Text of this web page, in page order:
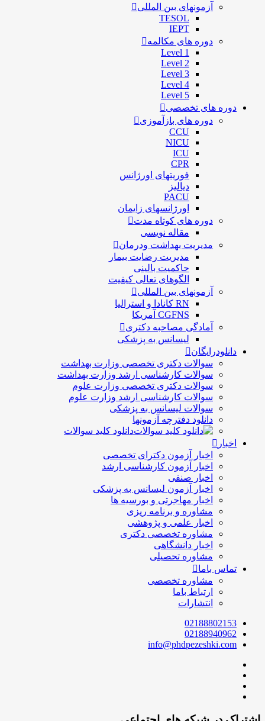
آزمونهای بین المللی
TESOL
IEPT
دوره های مکالمه
Level 1
Level 2
Level 3
Level 4
Level 5
دوره های تخصصی
دوره های بازآموزی
CCU
NICU
ICU
CPR
فوریتهای اورژانس
دیالیز
PACU
اورژانسهای زایمان
دوره های کوتاه مدت
مقاله نویسی
مدیریت بهداشت ودرمان
مديريت رضايت بيمار
حاكميت بالينی
الگوهای تعالی کيفيت
آزمونهای بین المللی
RN کانادا و استرالیا
CGFNS آمریکا
آمادگی مصاحبه دکتری
لیسانس به پزشکی
دانلودرایگان
سوالات دکتری تخصصی وزارت بهداشت
سوالات کارشناسی ارشد وزارت بهداشت
سوالات دکتری تخصصی وزارت علوم
سوالات کارشناسی ارشد وزارت علوم
سوالات لیسانس به پزشکی
دانلود دفترچه آزمونها
دانلود کلید سوالات
اخبار
اخبار آزمون دکترای تخصصی
اخبار آزمون کارشناسی ارشد
اخبار صنفی
اخبار آزمون لیسانس به پزشکی
اخبار مهاجرتی و بورسیه ها
مشاوره و برنامه ریزی
اخبار علمی و پژوهشی
مشاوره تخصصی دکتری
اخبار دانشگاهی
مشاوره تحصیلی
تماس باما
مشاوره تخصصی
ارتباط باما
انتشارات
02188802153
02188940962
info@phdpezeshki.com